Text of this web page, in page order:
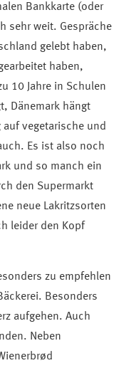
Bankkarte (oder
sehr weit. Gespräche
gelebt haben,
haben,
10 Jahre in Schulen
Dänemark hängt
auf vegetarische und
Es ist also noch
und so manch ein
den Supermarkt
neue Lakritzsorten
leider den Kopf
zu empfehlen
Besonders
aufgehen. Auch
Neben